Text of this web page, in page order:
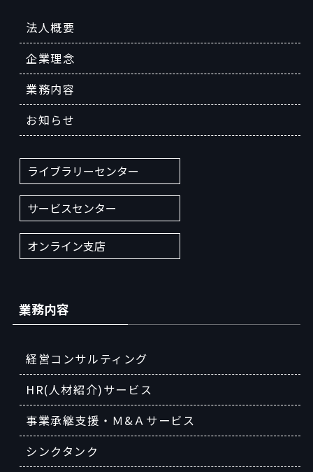
法人概要
企業理念
業務内容
お知らせ
ライブラリーセンター
サービスセンター
オンライン支店
業務内容
経営コンサルティング
HR(人材紹介)サービス
事業承継支援・Ｍ&Ａサービス
シンクタンク